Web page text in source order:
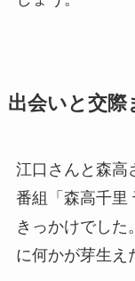
出会いと交際
江口さんと森高
番組「森高千里
きっかけでし
に何かが芽生え